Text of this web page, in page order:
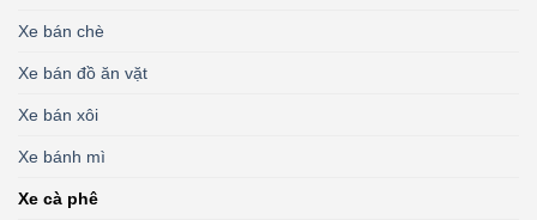
Xe bán chè
Xe bán đồ ăn vặt
Xe bán xôi
Xe bánh mì
Xe cà phê